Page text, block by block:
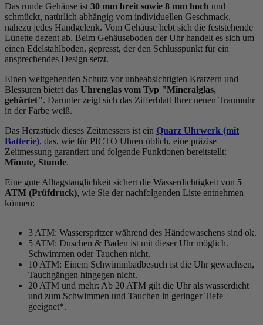
Das runde Gehäuse ist 30 mm breit sowie 8 mm hoch und
schmückt, natürlich abhängig vom individuellen Geschmack,
nahezu jedes Handgelenk. Vom Gehäuse hebt sich die feststehende
Lünette dezent ab. Beim Gehäuseboden der Uhr handelt es sich um
einen Edelstahlboden, gepresst, der den Schlusspunkt für ein
ansprechendes Design setzt.
Einen weitgehenden Schutz vor unbeabsichtigten Kratzern und
Blessuren bietet das Uhrenglas vom Typ "Mineralglas,
gehärtet". Darunter zeigt sich das Zifferblatt Ihrer neuen Traumuhr
in der Farbe weiß.
Das Herzstück dieses Zeitmessers ist ein Quarz Uhrwerk (mit
Batterie), das, wie für PICTO Uhren üblich, eine präzise
Zeitmessung garantiert und folgende Funktionen bereitstellt:
Minute, Stunde.
Eine gute Alltagstauglichkeit sichert die Wasserdichtigkeit von 5
ATM (Prüfdruck), wie Sie der nachfolgenden Liste entnehmen
können:
3 ATM: Wasserspritzer während des Händewaschens sind ok.
5 ATM: Duschen & Baden ist mit dieser Uhr möglich.
Schwimmen oder Tauchen nicht.
10 ATM: Einem Schwimmbadbesuch ist die Uhr gewachsen,
Tauchgängen hingegen nicht.
20 ATM und mehr: Ab 20 ATM gilt die Uhr als wasserdicht
und zum Schwimmen und Tauchen in geringer Tiefe
geeignet*.